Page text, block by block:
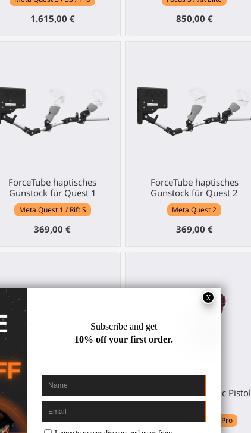
1.615,00 € 850,00 €
ForceTube haptisches
Gunstock für Quest 1
Meta Quest 1 / Rift S
369,00 €
ForceTube haptisches
Gunstock für Quest 2
Meta Quest 2
369,00 €
Gunstock für Pico 4 Ultra
Pico 4 Ultra
ProVolver Elite Haptic Pistol
für Quest 3
Meta Quest 3 / 3S / Pro